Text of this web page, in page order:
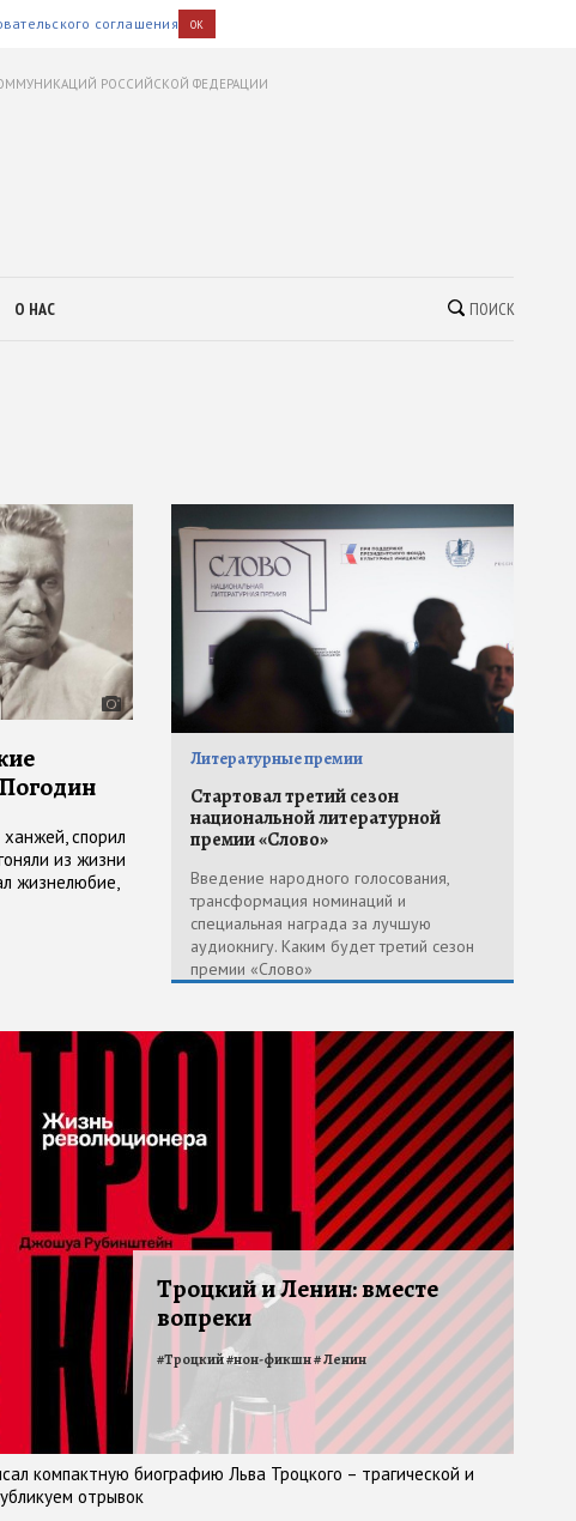
соглашения OK
РОССИЙСКОЙ ФЕДЕРАЦИИ
О НАС ПОИСК
спорил
из жизни
жизнелюбие,
К
Литературные премии
Стартовал третий сезон
национальной литературной
премии «Слово»
Введение народного голосования,
трансформация номинаций и
специальная награда за лучшую
аудиокнигу. Каким будет третий сезон
премии «Слово»
Троцкий и Ленин: вместе
вопреки
компактную биографию Льва Троцкого – трагической и
отрывок
#Троцкий#нон-фикшн#Ленин